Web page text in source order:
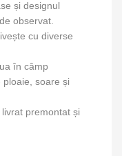
și designul
observat.
cu diverse
în câmp
soare și
premontat și